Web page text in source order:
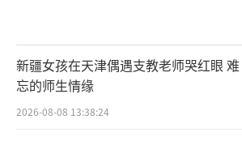
新疆女孩在天津偶遇支教老师哭红眼 难
忘的师生情缘
2026-08-08 13:38:24